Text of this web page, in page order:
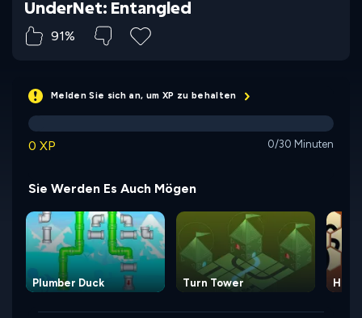
UnderNet: Entangled
91%
Melden Sie sich an, um XP zu behalten
0 XP 0/30 Minuten
Sie Werden Es Auch Mögen
Plumber Duck Turn Tower